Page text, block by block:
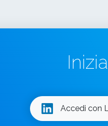
Accedi con